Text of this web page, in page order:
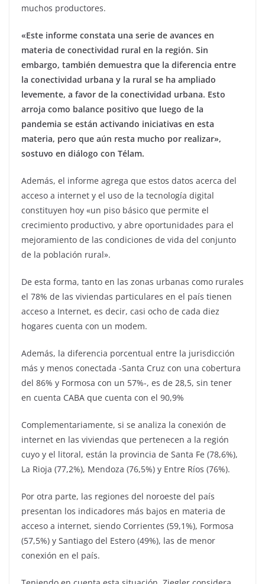
muchos productores.
«Este informe constata una serie de avances en
materia de conectividad rural en la región. Sin
embargo, también demuestra que la diferencia entre
la conectividad urbana y la rural se ha ampliado
levemente, a favor de la conectividad urbana. Esto
arroja como balance positivo que luego de la
pandemia se están activando iniciativas en esta
materia, pero que aún resta mucho por realizar»,
sostuvo en diálogo con Télam.
Además, el informe agrega que estos datos acerca del
acceso a internet y el uso de la tecnología digital
constituyen hoy «un piso básico que permite el
crecimiento productivo, y abre oportunidades para el
mejoramiento de las condiciones de vida del conjunto
de la población rural».
De esta forma, tanto en las zonas urbanas como rurales
el 78% de las viviendas particulares en el país tienen
acceso a Internet, es decir, casi ocho de cada diez
hogares cuenta con un modem.
Además, la diferencia porcentual entre la jurisdicción
más y menos conectada -Santa Cruz con una cobertura
del 86% y Formosa con un 57%-, es de 28,5, sin tener
en cuenta CABA que cuenta con el 90,9%
Complementariamente, si se analiza la conexión de
internet en las viviendas que pertenecen a la región
cuyo y el litoral, están la provincia de Santa Fe (78,6%),
La Rioja (77,2%), Mendoza (76,5%) y Entre Ríos (76%).
Por otra parte, las regiones del noroeste del país
presentan los indicadores más bajos en materia de
acceso a internet, siendo Corrientes (59,1%), Formosa
(57,5%) y Santiago del Estero (49%), las de menor
conexión en el país.